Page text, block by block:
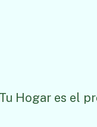
Hogar es el